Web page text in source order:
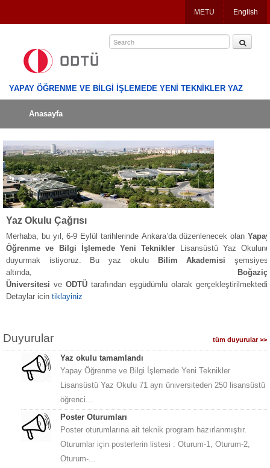
to
METU English
YAPAY ÖĞRENME VE BİLGİ İŞLEMEDE YENİ TEKNİKLER YAZ
OKULUAnasayfa
Yaz Okulu Çağrısı
Merhaba, bu yıl, 6-9 Eylül tarihlerinde Ankara’da düzenlenecek olan Yapay
Öğrenme ve
Bilgi İşlemede Yeni Teknikler Lisansüstü Yaz Okulunu
duyurmak istiyoruz. Bu yaz okulu
Bilim Akademisi şemsiyesi
altında,
Boğaziçi
Üniversitesi ve ODTÜ tarafından eşgüdümlü olarak gerçekleştirilmektedir
Detaylar icin tiklayiniz
Duyurular tüm duyurular >>
Yaz okulu tamamlandı
Yapay Öğrenme ve Bilgi İşlemede Yeni Teknikler
Lisansüstü Yaz Okulu 71 ayrı üniversiteden 250 lisansüstü
öğrenci...
Poster Oturumları
Poster oturumlarına ait teknik program hazırlanmıştır.
Oturumlar için posterlerin listesi : Oturum-1, Oturum-2,
Oturum-...